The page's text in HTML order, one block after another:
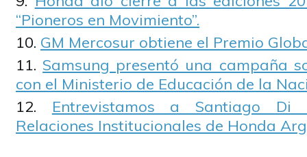
“Pioneros en Movimiento”.
GM Mercosur obtiene el Premio
Samsung presentó una campaña
con el Ministerio de Educación de la
Entrevistamos a Santiago Di
Relaciones Institucionales de Honda